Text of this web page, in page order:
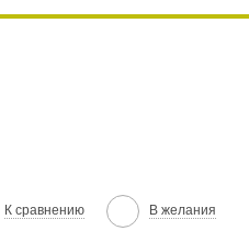
К сравнению В желания